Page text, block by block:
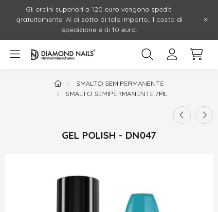
Gli ordini superiori a 120 euro vengono spediti
gratuitamente! Al di sotto di tale importo, il costo di
spedizione è di 10 euro.
SMALTO SEMIPERMANENTE
SMALTO SEMIPERMANENTE 7ML
GEL POLISH - DN047